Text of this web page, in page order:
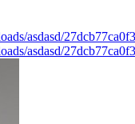
asdasd/
asdasd/